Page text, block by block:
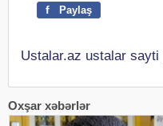
f Paylaş
Ustalar.az ustalar sayti
Oxşar xəbərlər